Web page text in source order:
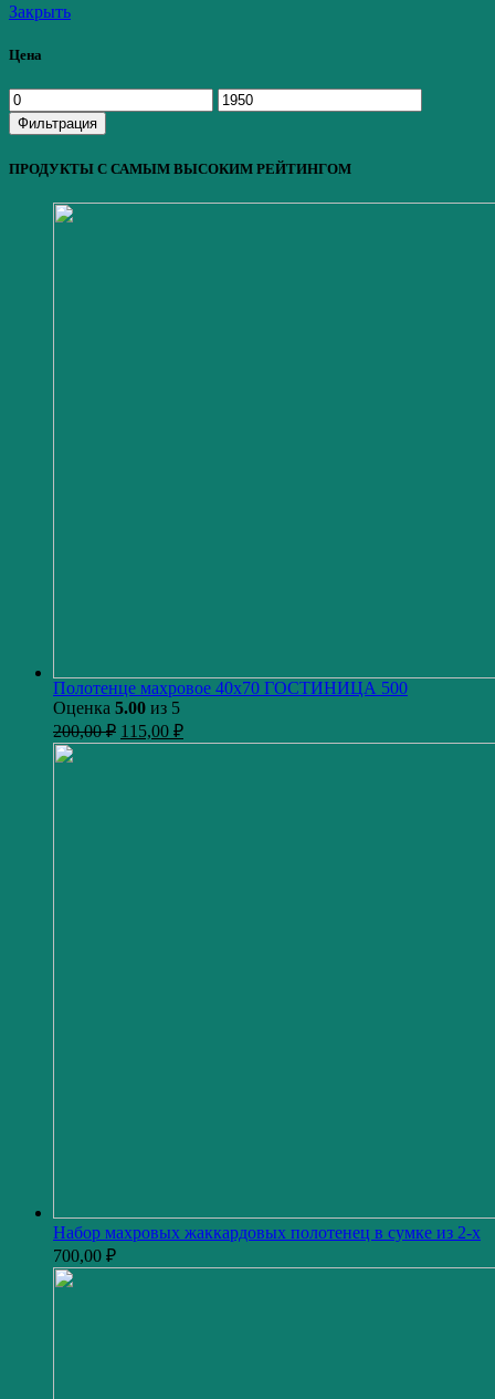
Закрыть
Цена
Минимальная
цена
Максимальная
цена
Фильтрация
ПРОДУКТЫ С САМЫМ ВЫСОКИМ РЕЙТИНГОМ
Полотенце махровое 40х70 ГОСТИНИЦА 500
Оценка 5.00 из 5
200,00₽ 115,00 ₽
Набор махровых жаккардовых полотенец в сумке из 2-х
700,00 ₽